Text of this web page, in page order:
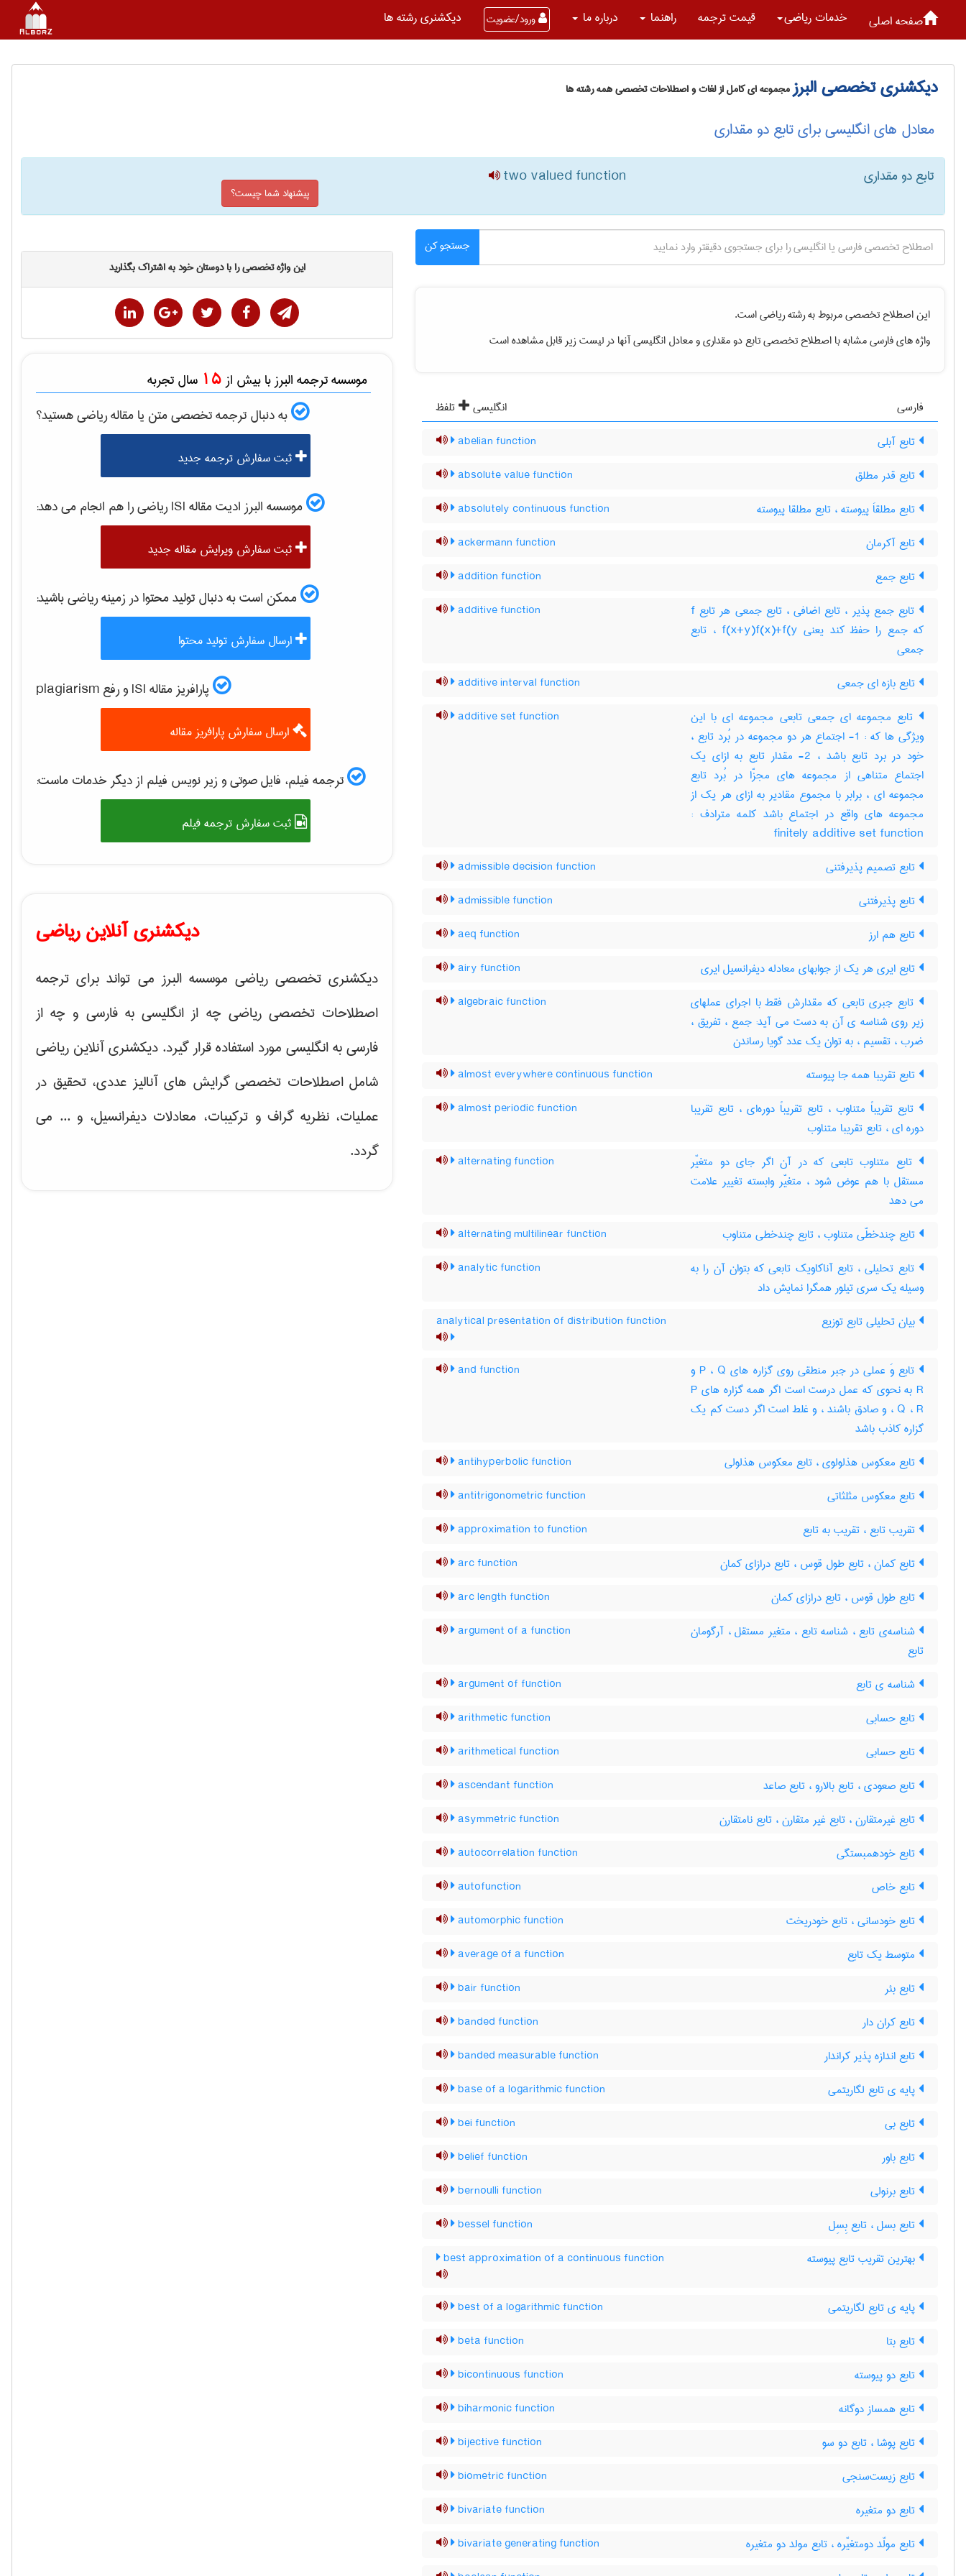
صفحه اصلی خدمات رياضی قیمت ترجمه راهنما درباره ما ورود/عضویت دیکشنری رشته ها
دیکشنری تخصصی البرزمجموعه ای کامل از لغات و اصطلاحات تخصصی همه رشته ها
معادل های انگلیسی برای تابع دو مقداری
تابع دو مقداری two valued function
پیشنهاد شما چیست؟
جستجو کن
این اصطلاح تخصصی مربوط به رشتهرياضیاست.
واژه های فارسی مشابه با اصطلاح تخصصیتابع دو مقداریو معادل انگلیسی آنها در لیست زیر قابل مشاهده است
فارسی انگلیسی
تلفظ
تابع آبلی
abelian function
تابع قدر مطلق absolute value function
تابع مطلقاَ پیوسته ، تابع مطلقا پیوسته absolutely continuous function
تابع آکرمان ackermann function
تابع جمع addition function
تابع جمع پذیر ، تابع اضافی ، تابع جمعی هر تابع f
که جمع را حفظ کند یعنی f(x+y)f(x)+f(y ، تابع
جمعی
additive function
تابع بازه ای جمعی additive interval function
تابع مجموعه ای جمعی تابعی مجموعه ای با این
ویژگی ها که : 1- اجتماع هر دو مجموعه در بُرد تابع ،
خود در برد تابع باشد ، 2- مقدار تابع به ازای یک
اجتماع متناهی از مجموعه های مجزّا در بُرد تابع
مجموعه ای ، برابر با مجموع مقادیر به ازای هر یک از
مجموعه های واقع در اجتماع باشد کلمه مترادف :
finitely additive set function
additive set function
تابع تصمیم پذیرفتنی admissible decision function
تابع پذیرفتنی admissible function
تابع هم ارز aeq function
تابع ایری هر یک از جوابهای معادله دیفرانسیل ایری airy function
تابع جبری تابعی که مقدارش فقط با اجرای عملهای
زیر روی شناسه ی آن به دست می آید: جمع ، تفریق ،
ضرب ، تقسیم ، به توان یک عدد گویا رساندن
algebraic function
تابع تقریبا همه جا پیوسته almost everywhere continuous function
تابع تقریباً متناوب ، تابع تقریباً دوره‌ای ، تابع تقریبا
دوره ای ، تابع تقریبا متناوب
almost periodic function
تابع متناوب تابعی که در آن اگر جای دو متغیّر
مستقل با هم عوض شود ، متغیّر وابسته تغییر علامت
می دهد
alternating function
تابع چندخطّی متناوب ، تابع چندخطی متناوب alternating multilinear function
تابع تحلیلی ، تابع آناکاویک تابعی که بتوان آن را به
وسیله یک سری تیلور همگرا نمایش داد
analytic function
بیان تحلیلی تابع توزیع analytical presentation of distribution function
تابع وَ عملی در جبر منطقی روی گزاره های P ، Q و
R به نحوی که عمل درست است اگر همه گزاره های P
، Q ، R و صادق باشند ، و غلط است اگر دست کم یک
گزاره کاذب باشد
and function
تابع معکوس هذلولوی ، تابع معکوس هذلولی antihyperbolic function
تابع معکوس مثلثاتی antitrigonometric function
تقریب تابع ، تقریب به تابع approximation to function
تابع کمان ، تابع طول قوس ، تابع درازای کمان arc function
تابع طول قوس ، تابع درازای کمان arc length function
شناسه‌ی تابع ، شناسه تابع ، متغیر مستقل ، آرگومان
تابع
argument of a function
شناسه ی تابع argument of function
تابع حسابی arithmetic function
تابع حسابی arithmetical function
تابع صعودی ، تابع بالارو ، تابع صاعد ascendant function
تابع غیرمتقارن ، تابع غیر متقارن ، تابع نامتقارن asymmetric function
تابع خودهمبستگی autocorrelation function
تابع خاص autofunction
تابع خودسانی ، تابع خودریخت automorphic function
متوسط یک تابع average of a function
تابع بئر bair function
تابع کران دار banded function
تابع اندازه پذیر کراندار banded measurable function
پایه ی تابع لگاریتمی base of a logarithmic function
تابع بی bei function
تابع باور belief function
تابع برنولی bernoulli function
تابع بسل ، تابع بِسِل bessel function
بهترین تقریب تابع پیوسته best approximation of a continuous function
پایه ی تابع لگاریتمی best of a logarithmic function
تابع بتا beta function
تابع دو پیوسته bicontinuous function
تابع همساز دوگانه biharmonic function
تابع پوشا ، تابع دو سو bijective function
تابع زیست‌سنجی biometric function
تابع دو متغیره bivariate function
تابع مولّد دومتغیّره ، تابع مولد دو متغیره bivariate generating function
این واژه تخصصی را با دوستان خود به اشتراک بگذارید
موسسه ترجمه البرز با بیش از 15 سال تجربه
به دنبال ترجمه تخصصی متن یا مقالهرياضیهستید؟
ثبت سفارش ترجمه جدید
موسسه البرز ادیت مقاله ISI رياضیرا هم انجام می دهد:
ثبت سفارش ویرایش مقاله جدید
ممکن است به دنبال تولید محتوا در زمینهرياضیباشید:
ارسال سفارش تولید محتوا
پارافریز مقاله ISI و رفع plagiarism
ارسال سفارش پارافریز مقاله
ترجمه فیلم، فایل صوتی و زیر نویس فیلم از دیگر خدمات ماست:
ثبت سفارش ترجمه فیلم
دیکشنری آنلاین ریاضی
دیکشنری تخصصی ریاضی موسسه البرز می تواند برای ترجمه
اصطلاحات تخصصی ریاضی چه از انگلیسی به فارسی و چه از
فارسی به انگلیسی مورد استفاده قرار گیرد. دیکشنری آنلاین ریاضی
شامل اصطلاحات تخصصی گرایش هایآنالیز عددی، تحقیق در
عملیات، نظریه گراف و تركیبات، معادلات دیفرانسیل، و ... می
گردد.